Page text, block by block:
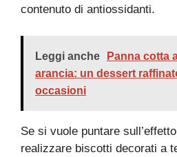
contenuto di antiossidanti.
Leggi anche
Panna cotta
arancia: un dessert
occasioni
Se si vuole puntare
realizzare biscotti decorati a